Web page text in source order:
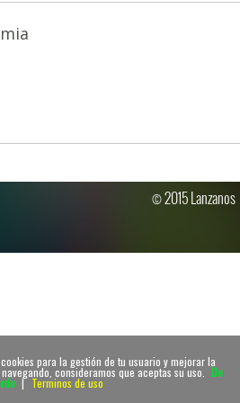
para la gestión de tu usuario y mejorar la
consideramos que aceptas su uso. De
| Terminos de uso
© 2015 Lanzanos